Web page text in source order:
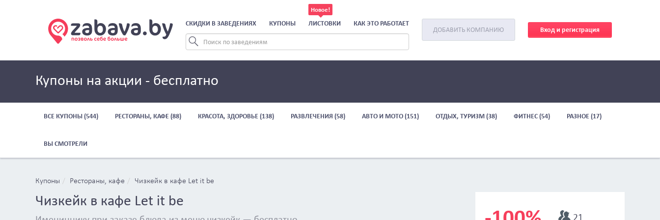
СКИДКИ В ЗАВЕДЕНИЯХ КУПОНЫ ЛИСТОВКИ КАК ЭТО РАБОТАЕТ
ДОБАВИТЬ КОМПАНИЮ Вход и регистрация
Купоны на акции - бесплатно
ВСЕ КУПОНЫ (544) РЕСТОРАНЫ, КАФЕ (88) КРАСОТА, ЗДОРОВЬЕ (138) РАЗВЛЕЧЕНИЯ (58) АВТО И МОТО (151) ОТДЫХ, ТУРИЗМ (38) ФИТНЕС (54) РАЗНОЕ (17)
ВЫ СМОТРЕЛИ
Купоны Рестораны, кафе Чизкейк в кафе Let it be
Чизкейк в кафе Let it be
21